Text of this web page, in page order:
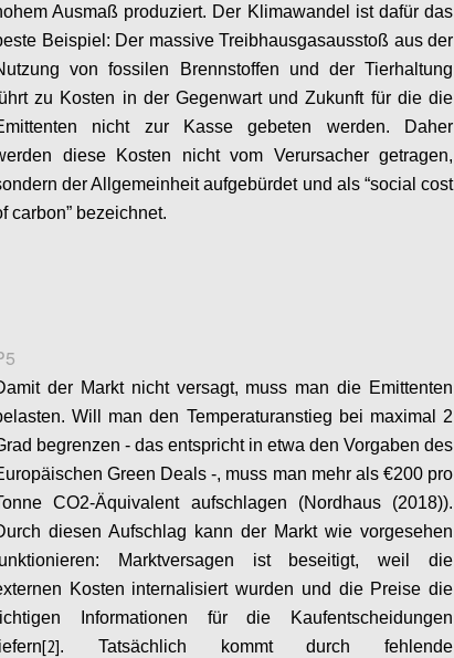
Ausmaß produziert. Der Klimawandel ist dafür das
Beispiel: Der massive Treibhausgasausstoß aus der
von fossilen Brennstoffen und der Tierhaltung
zu Kosten in der Gegenwart und Zukunft für die die
nicht zur Kasse gebeten werden. Daher
diese Kosten nicht vom Verursacher getragen,
der Allgemeinheit aufgebürdet und als “social cost
carbon” bezeichnet.
der Markt nicht versagt, muss man die Emittenten
Will man den Temperaturanstieg bei maximal 2
begrenzen - das entspricht in etwa den Vorgaben des
Green Deals -, muss man mehr als €200 pro
CO2-Äquivalent aufschlagen (Nordhaus (2018)).
diesen Aufschlag kann der Markt wie vorgesehen
Marktversagen ist beseitigt, weil die
Kosten internalisiert wurden und die Preise die
Informationen für die Kaufentscheidungen
liefern[2]. Tatsächlich kommt durch fehlende